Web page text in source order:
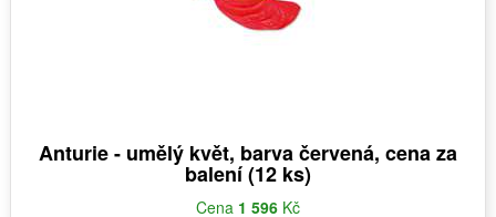
Anturie - umělý květ, barva červená, cena za
balení (12 ks)
Cena 1 596 Kč